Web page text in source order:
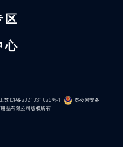
区
心
苏ICP备2021031026号-1 苏公网安备
用品有限公司版权所有